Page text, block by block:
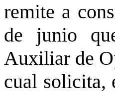
remite a
de junio
Auxiliar de
cual solicita,